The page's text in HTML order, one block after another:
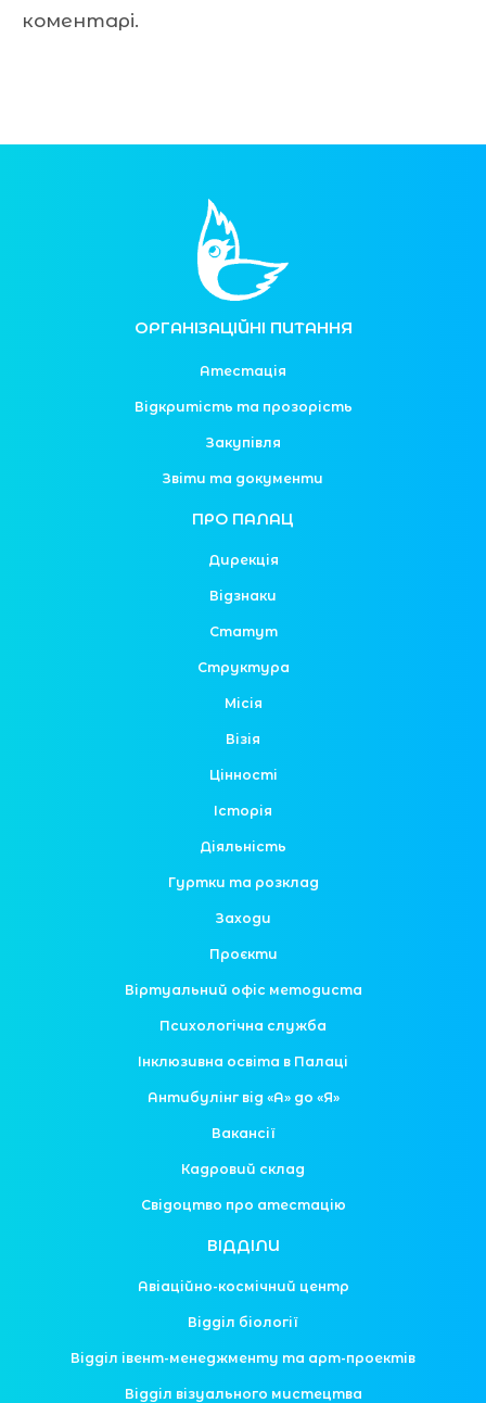
коментарі.
ОРГАНІЗАЦІЙНІ ПИТАННЯ
Атестація
Відкритість та прозорість
Закупівля
Звіти та документи
ПРО ПАЛАЦ
Дирекція
Відзнаки
Статут
Структура
Місія
Візія
Цінності
Історія
Діяльність
Гуртки та розклад
Заходи
Проєкти
Віртуальний офіс методиста
Психологічна служба
Інклюзивна освіта в Палаці
Антибулінг від «А» до «Я»
Вакансії
Кадровий склад
Свідоцтво про атестацію
ВІДДІЛИ
Авіаційно-космічний центр
Відділ біології
Відділ івент-менеджменту та арт-проектів
Відділ візуального мистецтва